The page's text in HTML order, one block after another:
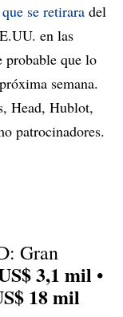
se retirara del
en las
probable que lo
semana.
Head, Hublot,
patrocinadores.
Gran
3,1 mil •
18 mil